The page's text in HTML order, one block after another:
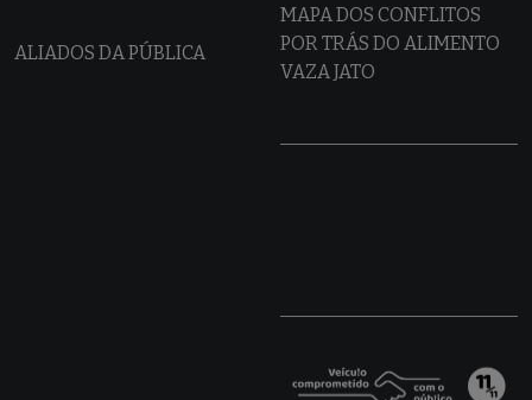
ALIADOS DA PÚBLICA
MAPA DOS CONFLITOS
POR TRÁS DO ALIMENTO
VAZA JATO